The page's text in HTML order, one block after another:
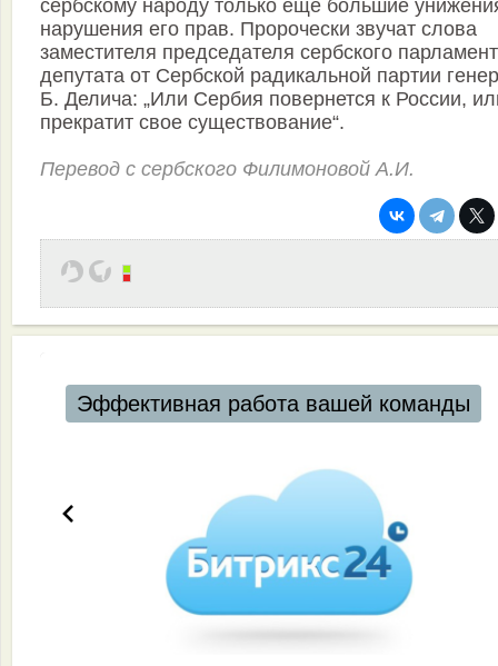
сербскому народу только еще большие
нарушения его прав. Пророчески звучат слова
заместителя председателя сербского
депутата от Сербской радикальной партии
Б. Делича: „Или Сербия повернется к России,
прекратит свое существование“.
Перевод с сербского Филимоновой А.И.
Эффективная работа вашей команды